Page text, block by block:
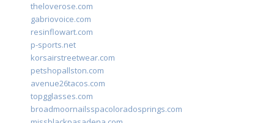
theloverose.com
gabriovoice.com
resinflowart.com
p-sports.net
korsairstreetwear.com
petshopallston.com
avenue26tacos.com
topgglasses.com
broadmoornailsspacoloradosprings.com